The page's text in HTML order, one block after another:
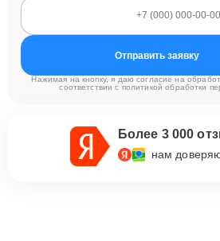
Отправить заявку
Нажимая на кнопку, я даю согласие на
соответствии с политикой обработки
Более 3 000
нам